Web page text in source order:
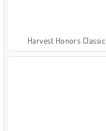
Harvest Honors Classic